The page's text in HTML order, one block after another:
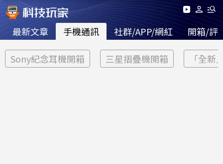
最新文章 手機通訊 社群/APP/網紅 開箱/評
Sony紀念耳機開箱 三星摺疊機開箱 「全新